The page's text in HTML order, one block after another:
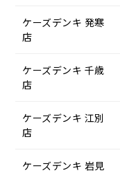
ケーズデンキ 発寒
店
ケーズデンキ 千歳
店
ケーズデンキ 江別
店
ケーズデンキ 岩見